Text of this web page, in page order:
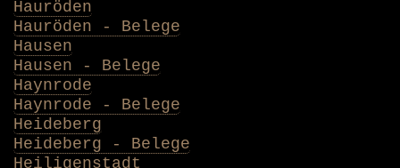
Hauröden
Hauröden - Belege
Hausen
Hausen - Belege
Haynrode
Haynrode - Belege
Heideberg
Heideberg - Belege
Heiligenstadt